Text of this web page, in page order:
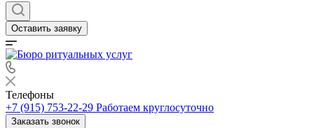
Оставить заявку
Телефоны
+7 (915) 753-22-29 Работаем круглосуточно
Заказать звонок